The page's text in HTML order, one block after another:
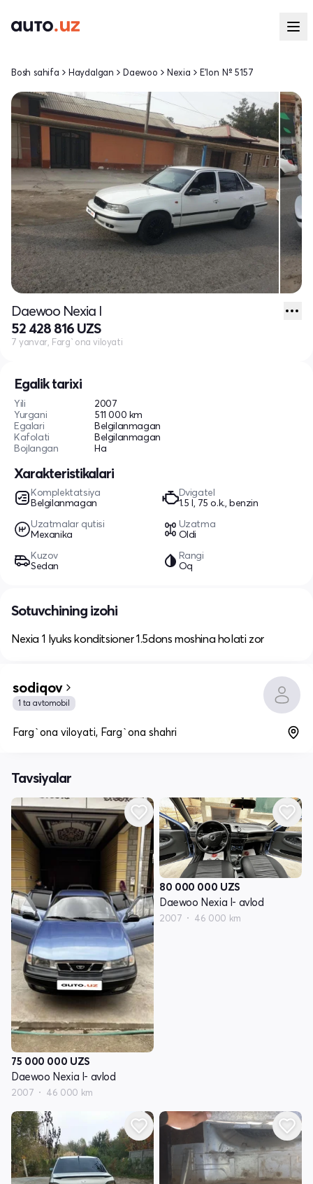
Egalik tarixi
Yili
2007
Yurgani
511 000 km
Egalari
Belgilanmagan
Kafolati
Belgilanmagan
Bojlangan
Ha
Xarakteristikalari
Komplektatsiya
Belgilanmagan
Dvigatel
1.5 l, 75 o.k., benzin
Uzatmalar qutisi
Mexanika
Uzatma
Oldi
Kuzov
Sedan
Rangi
Oq
Bosh sahifa Haydalgan Daewoo Nexia E'lon № 5157
Daewoo Nexia I
52 428 816 UZS
7 yanvar, Farg`ona viloyati
Sotuvchining izohi
Nexia 1 lyuks konditsioner 1.5dons moshina holati zor
sodiqov
1 ta avtomobil
Farg`ona viloyati, Farg`ona shahri
Tavsiyalar
75 000 000 UZS
Daewoo Nexia I- avlod
2007 46 000 km
80 000 000 UZS
Daewoo Nexia I- avlod
2007 46 000 km